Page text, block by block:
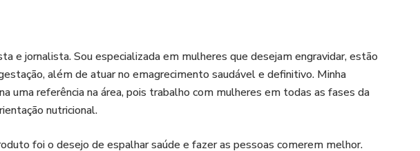
e jornalista. Sou especializada em mulheres que desejam engravidar, estão
além de atuar no emagrecimento saudável e definitivo. Minha
uma referência na área, pois trabalho com mulheres em todas as fases da
nutricional.
foi o desejo de espalhar saúde e fazer as pessoas comerem melhor.